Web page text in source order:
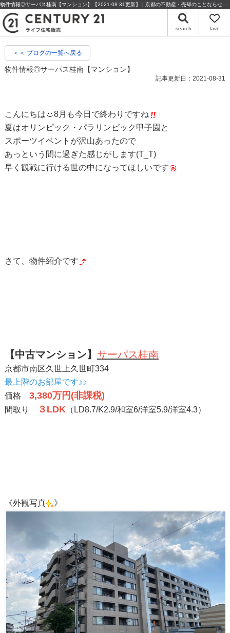
search favo
＜＜ ブログの一覧へ戻る
物件情報◎サーパス桂南【マンション】
記事更新日：2021-08-31
こんにちは
8月も今日で終わりですね
夏はオリンピック・パラリンピック甲子園と
スポーツイベントが沢山あったので
あっという間に過ぎた感じがします(T_T)
早く観戦に行ける世の中になってほしいです
さて、物件紹介です
【中古マンション】 サーパス桂南
京都市南区久世上久世町334
最上階のお部屋です♪♪
価格 3,380万円(非課税)
間取り ３LDK （LD8.7/K2.9/和室6/洋室5.9/洋室4.3）
《外観写真 》